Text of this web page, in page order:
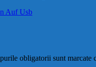
Auf Usb
obligatorii sunt marcate